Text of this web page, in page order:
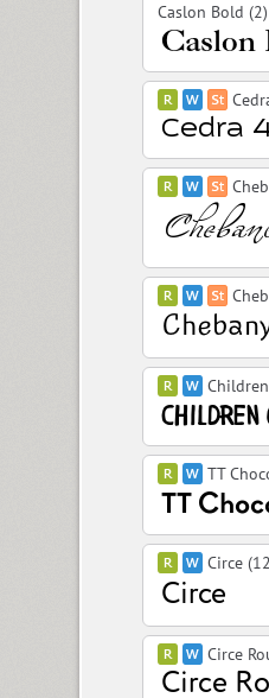
Caslon Bold (2)
TT
Circe
Circe